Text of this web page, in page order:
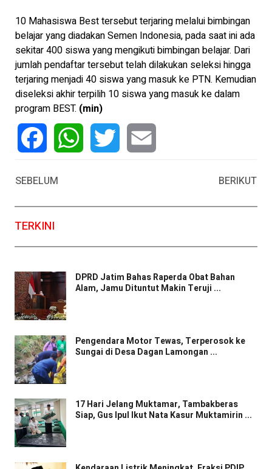
10 Mahasiswa Best tersebut terjaring melalui bimbingan
belajar yang diadakan Semen Indonesia, pada saat ini ada
sekitar 400 siswa yang mengikuti bimbingan belajar. Dari
jumlah pendaftar tersebut telah dilakukan seleksi hingga
terjaring menjadi 40 siswa yang masuk ke PTN. Kemudian
diseleksi akhir terpilih 10 siswa yang masuk ke dalam
program BEST. (min)
SEBELUM
BERIKUT
TERKINI
DPRD Jatim Bahas Raperda Obat Bahan
Alam, Jamu Dituntut Makin Teruji ...
Pengendara Motor Tewas, Terperosok ke
Sungai di Desa Dagan Lamongan ...
17 Hari Jelang Muktamar, Tambakberas
Siap, Gus Ipul Ikut Nata Kasur Muktamirin ...